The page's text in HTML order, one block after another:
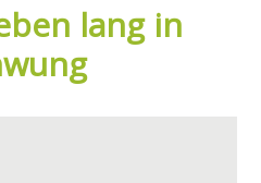
lang in